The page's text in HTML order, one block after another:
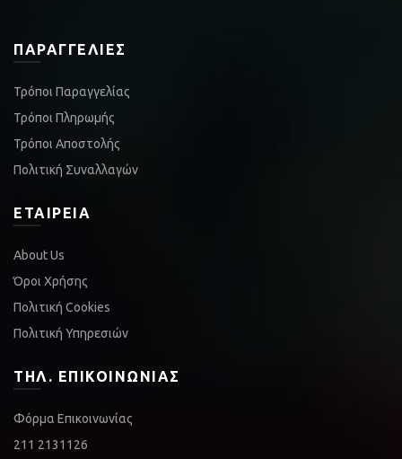
ΠΑΡΑΓΓΕΛΊΕΣ
Τρόποι Παραγγελίας
Τρόποι Πληρωμής
Τρόποι Αποστολής
Πολιτική Συναλλαγών
ΕΤΑΙΡΕΊΑ
About Us
Όροι Χρήσης
Πολιτική Cookies
Πολιτική Υπηρεσιών
ΤΗΛ. ΕΠΙΚΟΙΝΩΝΊΑΣ
Φόρμα Επικοινωνίας
211 2131126